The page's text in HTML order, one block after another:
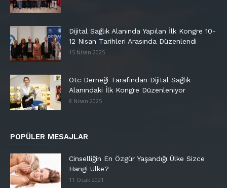
Dijital Sağlık Alanında Yapılan İlk Kongre 10-
12 Nisan Tarihleri Arasında Düzenlendi
15 Nisan 2025
Otc Derneği Tarafından Dijital Sağlık
Alanındaki İlk Kongre Düzenleniyor
8 Nisan 2025
POPÜLER MESAJLAR
Cinselliğin En Özgür Yaşandığı Ülke Sizce
Hangi Ülke?
11 Ocak 2021